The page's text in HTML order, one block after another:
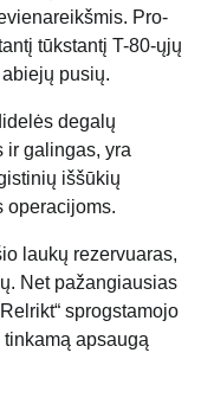
Pro-
tūkstantį T-80-ųjų
pusių.
degalų
ir galingas, yra
iššūkių
operacijoms.
laukų rezervuaras,
Net pažangiausias
sprogstamojo
apsaugą